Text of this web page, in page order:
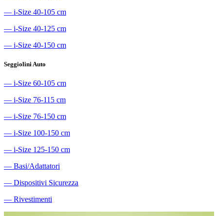
― i-Size 40-105 cm
― i-Size 40-125 cm
― i-Size 40-150 cm
Seggiolini Auto
― i-Size 60-105 cm
― i-Size 76-115 cm
― i-Size 76-150 cm
― i-Size 100-150 cm
― i-Size 125-150 cm
― Basi/Adattatori
― Dispositivi Sicurezza
― Rivestimenti